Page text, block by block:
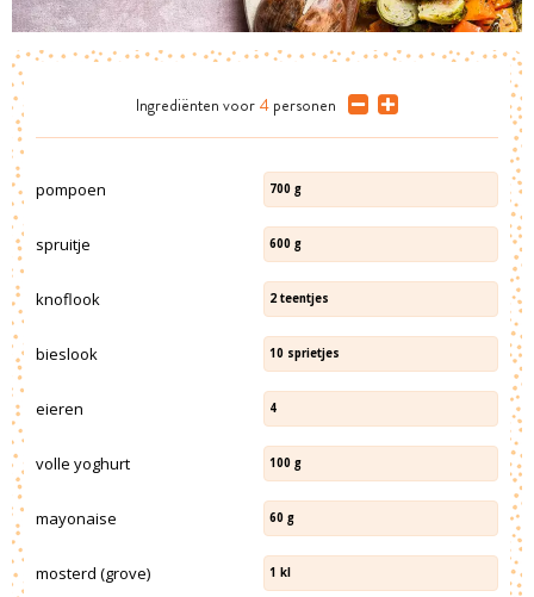
Ingrediënten voor 4 personen
pompoen 700 g
spruitje 600 g
knoflook 2 teentjes
bieslook 10 sprietjes
eieren 4
volle yoghurt 100 g
mayonaise 60 g
mosterd (grove) 1 kl